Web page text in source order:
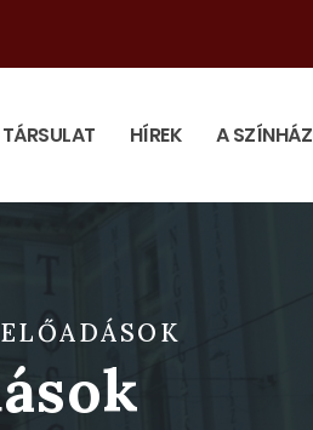
TÁRSULAT HÍREK A SZÍNHÁZ
ELŐADÁSOK